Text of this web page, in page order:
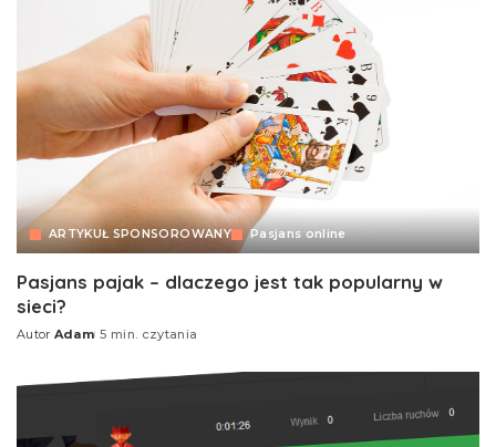
ARTYKUŁ SPONSOROWANY Pasjans online
Pasjans pajak – dlaczego jest tak popularny w
sieci?
Autor Adam 5 min. czytania